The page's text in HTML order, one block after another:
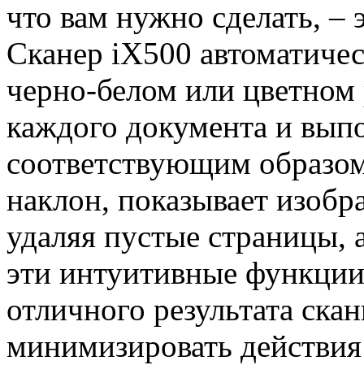
что вам нужно сделать, –
Сканер iX500
черно-белом или
каждого документа и
соответствующим
наклон, показывает
удаляя пустые
эти интуитивные
отличного результата
минимизировать